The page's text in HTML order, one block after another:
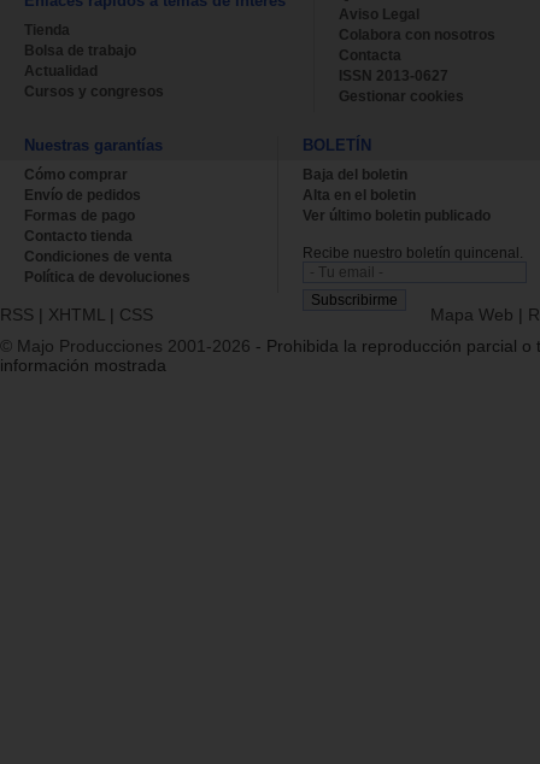
Tienda
Bolsa de trabajo
Actualidad
Cursos y congresos
Aviso Legal
Colabora con nosotros
Contacta
ISSN 2013-0627
Gestionar cookies
Nuestras garantías
Cómo comprar
Envío de pedidos
Formas de pago
Contacto tienda
Condiciones de venta
Política de devoluciones
BOLETÍN
Baja del boletin
Alta en el boletin
Ver último boletin publicado
Recibe nuestro boletín quincenal.
RSS | XHTML | CSS Mapa Web |
© Majo Producciones 2001-2026 - Prohibida la reproducción parcial o
información mostrada